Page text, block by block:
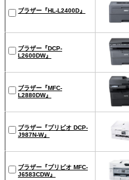
ブラザー『HL-L2400D』
ブラザー『DCP-
L2600DW』
ブラザー『MFC-
L2880DW』
ブラザー『プリビオ DCP-
J987N-W』
ブラザー『プリビオ MFC-
J6583CDW』